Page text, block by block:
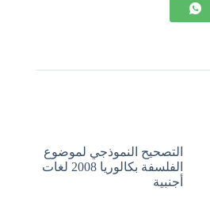
التصحيح النموذجي لموضوع
الفلسفة بكالوريا 2008 لغات
أجنبية